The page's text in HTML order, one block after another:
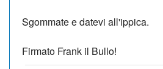
Sgommate e datevi all'ippica.
Firmato Frank il Bullo!